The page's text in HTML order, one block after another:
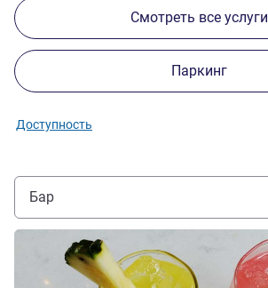
Смотреть все услуги
Паркинг
Доступность
Бар
Подробная информация